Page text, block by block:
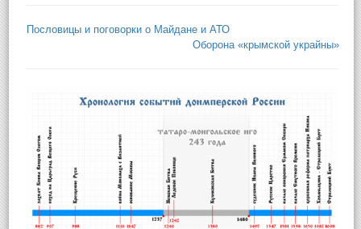
Пословицы и поговорки о Майдане и АТО
Оборона «крымской украйны»